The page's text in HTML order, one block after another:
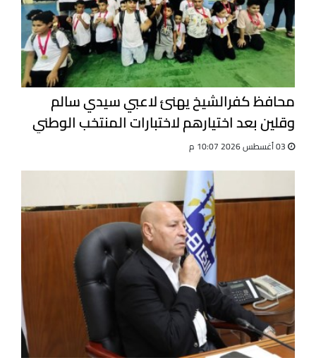
محافظ كفرالشيخ يهنئ لاعبي سيدي سالم
وقلين بعد اختيارهم لاختبارات المنتخب الوطني
للجيت كونى دو